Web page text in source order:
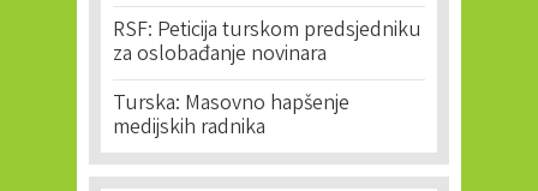
RSF: Peticija turskom predsjedniku
za oslobađanje novinara
Turska: Masovno hapšenje
medijskih radnika